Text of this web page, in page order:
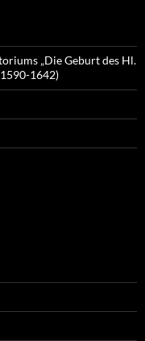
„Die Geburt des Hl.
1642)